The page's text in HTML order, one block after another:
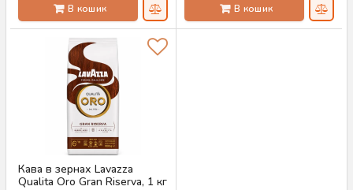
В кошик В кошик
Кава в зернах Lavazza
Qualita Oro Gran Riserva, 1 кг